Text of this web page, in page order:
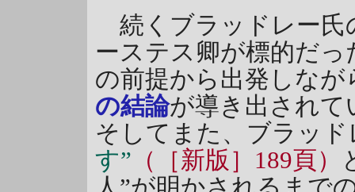
続くブラッドレー氏
ーステス卿が標的だ
の前提から出発しな
の結論が導き出されて
そしてまた、ブラッド
す” （［新版］189頁）